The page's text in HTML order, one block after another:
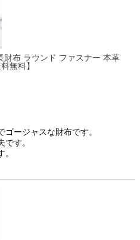
財布 ラウンド ファスナー 本革
無料】
ージャスな財布です。
す。